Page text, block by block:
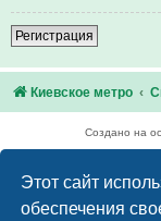
Этот сайт
обеспечения
Регистрация
Киевское метро
Создано на